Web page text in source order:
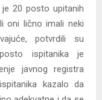
20 posto upitanih
oni lično imali neki
potvrdili su
ispitanika je
javnog registra
kazalo da